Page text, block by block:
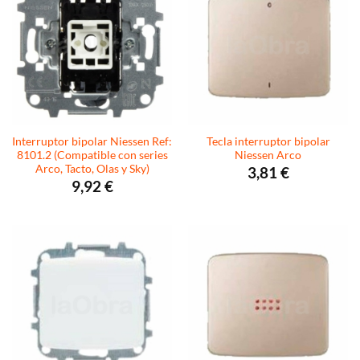
Interruptor bipolar Niessen Ref:
8101.2 (Compatible con series
Arco, Tacto, Olas y Sky)
9,92 €
Tecla interruptor bipolar
Niessen Arco
3,81€